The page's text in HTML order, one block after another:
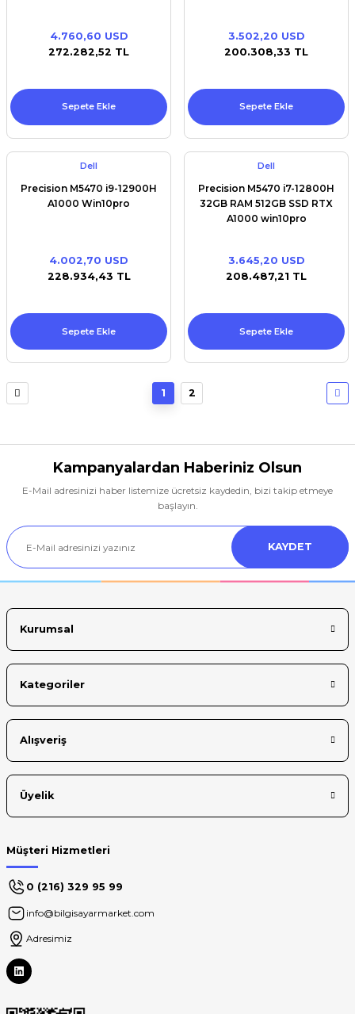
4.760,60 USD
272.282,52 TL
Sepete Ekle
3.502,20 USD
200.308,33 TL
Sepete Ekle
Dell
Precision M5470 i9-12900H
A1000 Win10pro
4.002,70 USD
228.934,43 TL
Sepete Ekle
Dell
Precision M5470 i7-12800H
32GB RAM 512GB SSD RTX
A1000 win10pro
3.645,20 USD
208.487,21 TL
Sepete Ekle
1 2
Kampanyalardan Haberiniz Olsun
E-Mail adresinizi haber listemize ücretsiz kaydedin, bizi takip etmeye
başlayın.
KAYDET
Kurumsal
Kategoriler
Alışveriş
Üyelik
Müşteri Hizmetleri
0 (216) 329 95 99
info@bilgisayarmarket.com
Adresimiz